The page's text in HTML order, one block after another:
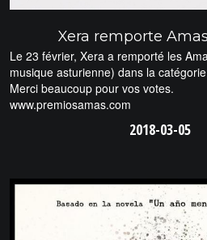
Xera remporte
Le 23 février, Xera a remporté les
musique asturienne) dans la
Merci beaucoup pour vos votes.
www.premiosamas.com
2018-03-05